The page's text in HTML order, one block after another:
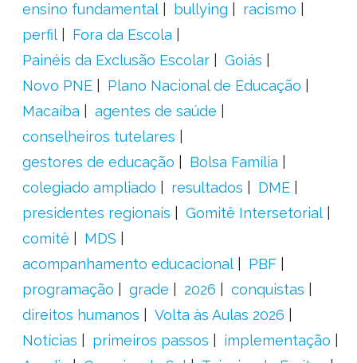
ensino fundamental
bullying
racismo
perfil
Fora da Escola
Painéis da Exclusão Escolar
Goiás
Novo PNE
Plano Nacional de Educação
Macaíba
agentes de saúde
conselheiros tutelares
gestores de educação
Bolsa Família
colegiado ampliado
resultados
DME
presidentes regionais
Gomitê Intersetorial
comitê
MDS
acompanhamento educacional
PBF
programação
grade 2026
conquistas
direitos humanos
Volta às Aulas 2026
Notícias
primeiros passos
implementação